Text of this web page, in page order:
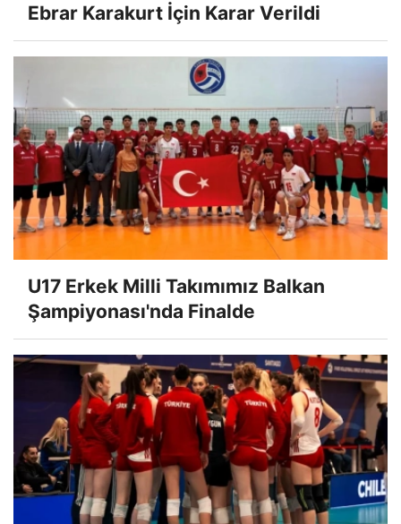
Ebrar Karakurt İçin Karar Verildi
U17 Erkek Milli Takımımız Balkan
Şampiyonası'nda Finalde